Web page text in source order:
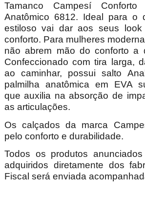
Tamanco Campesí
Anatômico 6812. Ideal para o
estiloso vai dar aos seus
conforto. Para mulheres
não abrem mão do conforto a
Confeccionado com tira larga,
ao caminhar, possui salto
palmilha anatômica em EVA
que auxilia na absorção de
as articulações.
Os calçados da marca
pelo conforto e durabilidade.
Todos os produtos
adquiridos diretamente dos
Fiscal será enviada